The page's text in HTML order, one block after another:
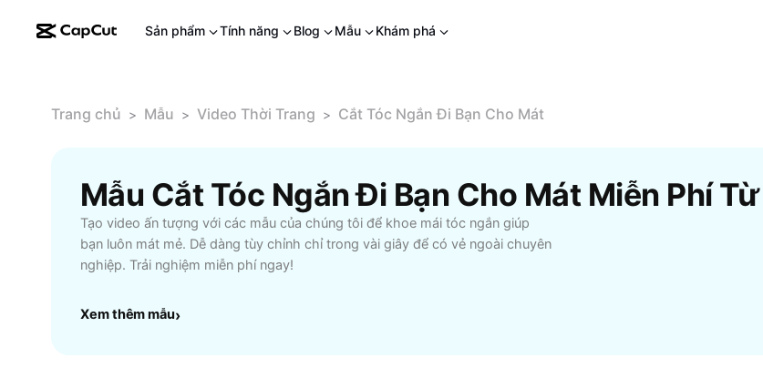
Sản phẩm Tính năng Blog Mẫu Khám phá
Trang chủ > Mẫu > Video Thời Trang > Cắt Tóc Ngắn Đi Bạn Cho Mát
Tạo video ấn tượng với các mẫu của chúng tôi để khoe mái tóc ngắn giúp
bạn luôn mát mẻ. Dễ dàng tùy chỉnh chỉ trong vài giây để có vẻ ngoài chuyên
nghiệp. Trải nghiệm miễn phí ngay!
Xem thêm mẫu›